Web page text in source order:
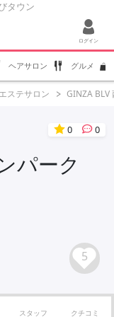
タウン
ログイン
ヘアサロン グルメ
ステサロン GINZA BLV
0 0
パーク
5
スタッフ クチコミ